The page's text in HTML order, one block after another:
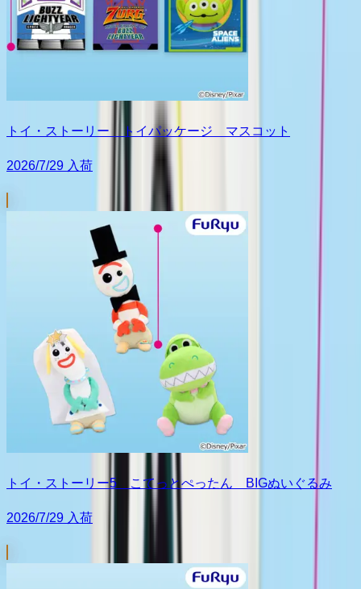
トイ・ストーリー トイパッケージ マスコット
2026/7/29 入荷
トイ・ストーリー5 こてっとぺったん BIGぬいぐるみ
2026/7/29 入荷